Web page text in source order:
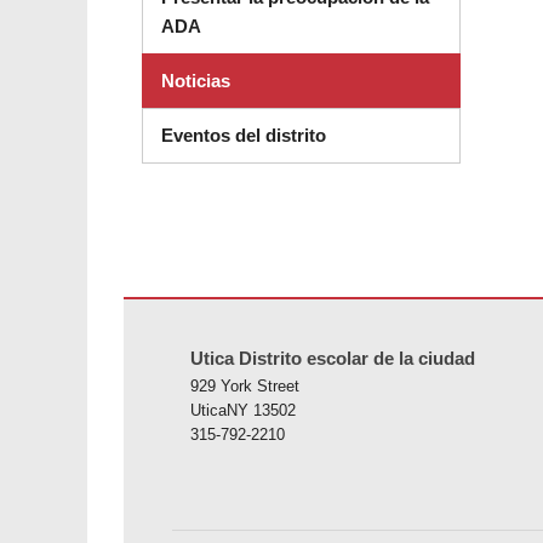
ADA
Noticias
Eventos del distrito
Utica Distrito escolar de la ciudad
929 York Street
UticaNY 13502
315-792-2210